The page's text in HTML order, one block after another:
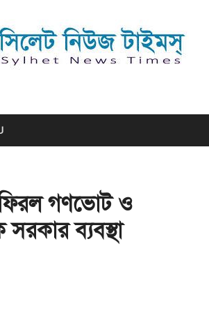
টাইমস্ | Sylhet
ফিরল গণভোট ও
সরকার ব্যবস্থা